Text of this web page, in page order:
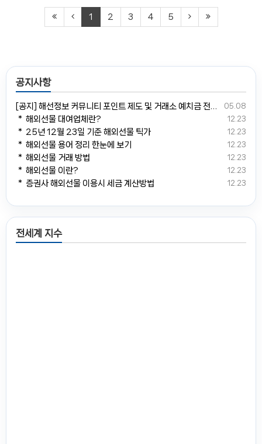
1 2 3 4 5
공지사항
05.08
[공지] 해선정보 커뮤니티 포인트 제도 및 거래소 예치금 전환 안내
12.23
＊ 해외선물 대여업체란?
12.23
＊ 25년 12월 23일 기준 해외선물 틱가
12.23
＊ 해외선물 용어 정리 한눈에 보기
12.23
＊ 해외선물 거래 방법
12.23
＊ 해외선물 이란?
12.23
＊ 증권사 해외선물 이용시 세금 계산방법
전세계 지수